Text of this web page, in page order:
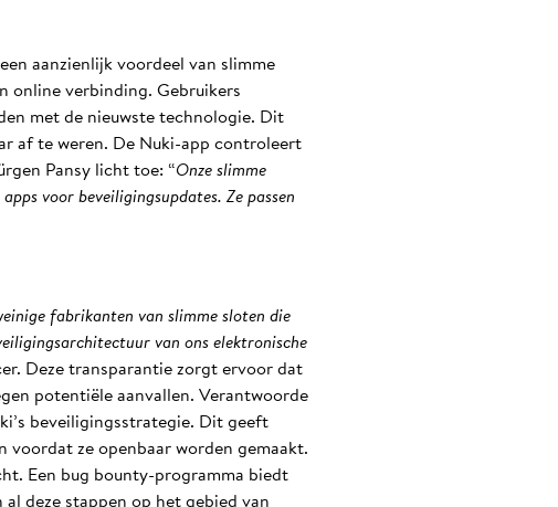
aanzienlijk voordeel van slimme
online verbinding. Gebruikers
met de nieuwste technologie. Dit
af te weren. De Nuki-app controleert
Pansy licht toe: “Onze slimme
voor beveiligingsupdates. Ze passen
fabrikanten van slimme sloten die
van ons elektronische
Deze transparantie zorgt ervoor dat
potentiële aanvallen. Verantwoorde
beveiligingsstrategie. Dit geeft
ze openbaar worden gemaakt.
Een bug bounty-programma biedt
deze stappen op het gebied van